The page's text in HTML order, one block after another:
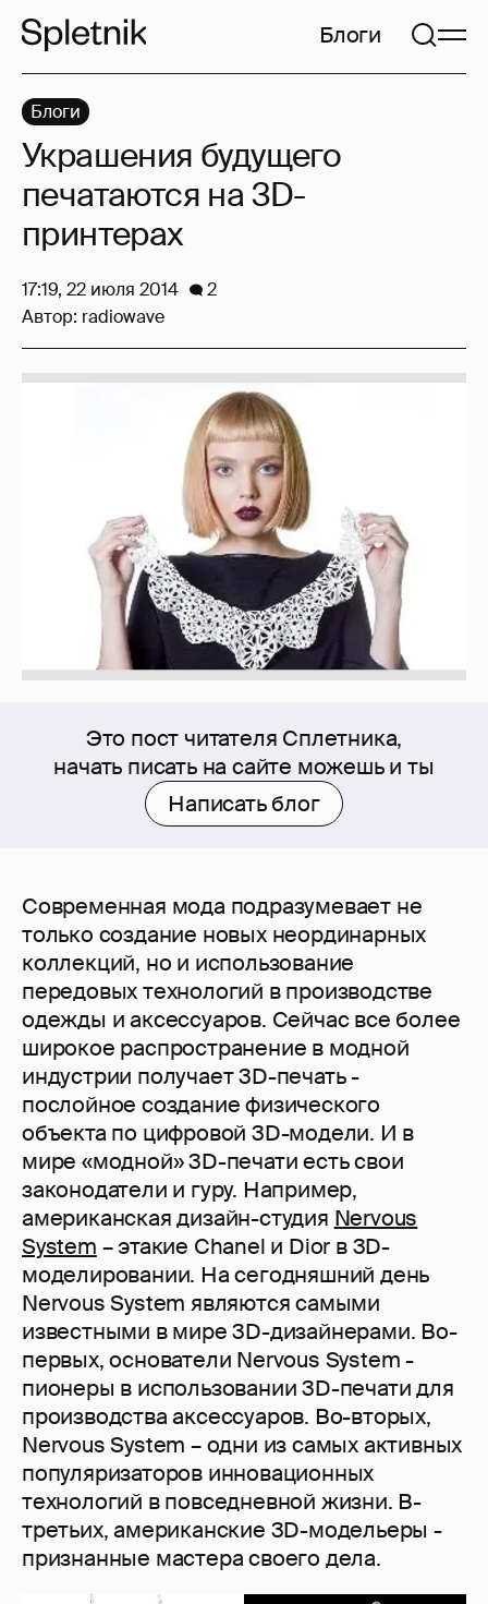
Блоги
Это пост читателя Сплетника,
начать писать на сайте можешь и ты
Написать блог
Современная мода подразумевает не
только создание новых неординарных
коллекций, но и использование
передовых технологий в производстве
одежды и аксессуаров. Сейчас все более
широкое распространение в модной
индустрии получает 3D-печать -
послойное создание физического
объекта по цифровой 3D-модели. И в
мире «модной» 3D-печати есть свои
законодатели и гуру. Например,
американская дизайн-студия Nervous
System – этакие Chanel и Dior в 3D-
моделировании. На сегодняшний день
Nervous System являются самыми
известными в мире 3D-дизайнерами. Во-
первых, основатели Nervous System -
пионеры в использовании 3D-печати для
производства аксессуаров. Во-вторых,
Nervous System – одни из самых активных
популяризаторов инновационных
технологий в повседневной жизни. В-
третьих, американские 3D-модельеры -
признанные мастера своего дела.
Блоги
Украшения будущего
печатаются на 3D-
принтерах
17:19, 22 июля 2014
2
Автор: radiowave